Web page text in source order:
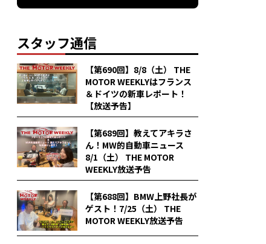
スタッフ通信
【第690回】8/8（土） THE
MOTOR WEEKLYはフランス
＆ドイツの新車レポート！
【放送予告】
【第689回】教えてアキラさ
ん！MW的自動車ニュース
8/1（土） THE MOTOR
WEEKLY放送予告
【第688回】BMW上野社長が
ゲスト！7/25（土） THE
MOTOR WEEKLY放送予告